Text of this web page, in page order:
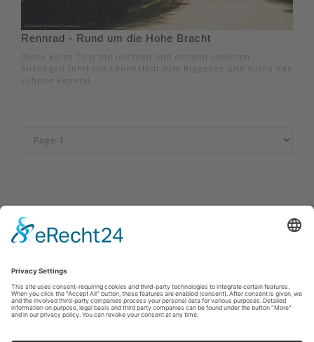
Rennrad - Rund um die Hohe Bracht
Diese kurze Tour mit leichten und einigen steileren
Anstiegen führt von Lennestadt zum Biggesee und durch das
schöne Repetal.
Sauerland-Tourismus e.V. Johannes-Hummel-Weg 1 57392 Schmallenberg